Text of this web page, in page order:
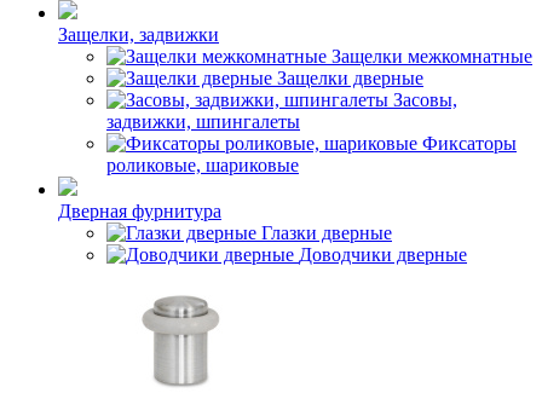
Защелки, задвижки
Защелки межкомнатные
Защелки дверные
Засовы,
задвижки, шпингалеты
Фиксаторы
роликовые, шариковые
Дверная фурнитура
Глазки дверные
Доводчики дверные